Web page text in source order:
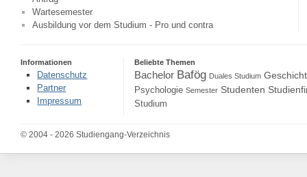
Wartesemester
Ausbildung vor dem Studium - Pro und contra
Informationen
Datenschutz
Partner
Impressum
Beliebte Themen
Bachelor Bafög Duales Studium
Psychologie Semester Studenten
Studium
© 2004 - 2026 Studiengang-Verzeichnis